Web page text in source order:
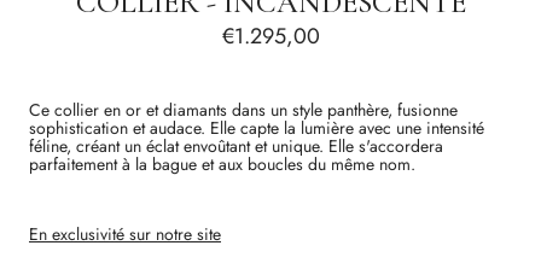
€1.295,00
Ce collier en or et diamants dans un style panthère, fusionne
sophistication et audace. Elle capte la lumière avec une intensité
féline, créant un éclat envoûtant et unique. Elle s'accordera
parfaitement à la bague et aux boucles du même nom.
En exclusivité sur notre site